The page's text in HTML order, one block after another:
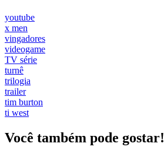
youtube
x men
vingadores
videogame
TV série
turnê
trilogia
trailer
tim burton
ti west
Você também pode gostar!